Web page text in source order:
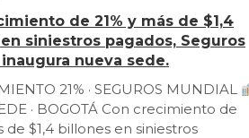
de 21% y más de $1,4
siniestros pagados, Seguros
nueva sede.
21% · SEGUROS MUNDIAL
· BOGOTÁ Con crecimiento de
de $1,4 billones en siniestros